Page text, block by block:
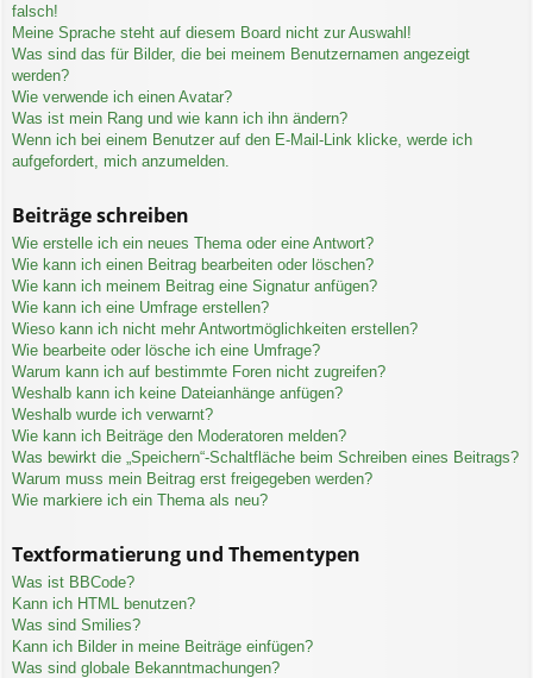
falsch!
Meine Sprache steht auf diesem Board nicht zur Auswahl!
Was sind das für Bilder, die bei meinem Benutzernamen angezeigt
werden?
Wie verwende ich einen Avatar?
Was ist mein Rang und wie kann ich ihn ändern?
Wenn ich bei einem Benutzer auf den E-Mail-Link klicke, werde ich
aufgefordert, mich anzumelden.
Beiträge schreiben
Wie erstelle ich ein neues Thema oder eine Antwort?
Wie kann ich einen Beitrag bearbeiten oder löschen?
Wie kann ich meinem Beitrag eine Signatur anfügen?
Wie kann ich eine Umfrage erstellen?
Wieso kann ich nicht mehr Antwortmöglichkeiten erstellen?
Wie bearbeite oder lösche ich eine Umfrage?
Warum kann ich auf bestimmte Foren nicht zugreifen?
Weshalb kann ich keine Dateianhänge anfügen?
Weshalb wurde ich verwarnt?
Wie kann ich Beiträge den Moderatoren melden?
Was bewirkt die „Speichern“-Schaltfläche beim Schreiben eines Beitrags?
Warum muss mein Beitrag erst freigegeben werden?
Wie markiere ich ein Thema als neu?
Textformatierung und Thementypen
Was ist BBCode?
Kann ich HTML benutzen?
Was sind Smilies?
Kann ich Bilder in meine Beiträge einfügen?
Was sind globale Bekanntmachungen?